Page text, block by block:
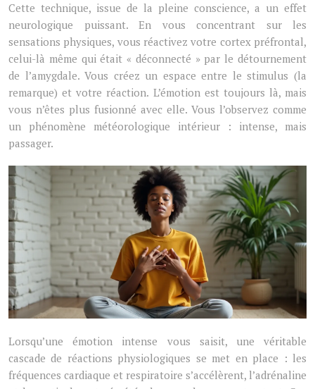
Cette technique, issue de la pleine conscience, a un effet
neurologique puissant. En vous concentrant sur les
sensations physiques, vous réactivez votre cortex préfrontal,
celui-là même qui était « déconnecté » par le détournement
de l’amygdale. Vous créez un espace entre le stimulus (la
remarque) et votre réaction. L’émotion est toujours là, mais
vous n’êtes plus fusionné avec elle. Vous l’observez comme
un phénomène météorologique intérieur : intense, mais
passager.
Lorsqu’une émotion intense vous saisit, une véritable
cascade de réactions physiologiques se met en place : les
fréquences cardiaque et respiratoire s’accélèrent, l’adrénaline